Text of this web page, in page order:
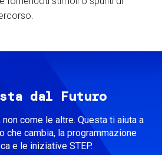
dal Futuro
non come le altre. Questa ti aiuta a
che cambia, la programmazione
e le iniziative STEP.